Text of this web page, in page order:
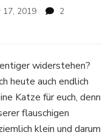
17, 2019
2
widerstehen?
heute auch endlich
Katze für euch, denn
flauschigen
klein und darum